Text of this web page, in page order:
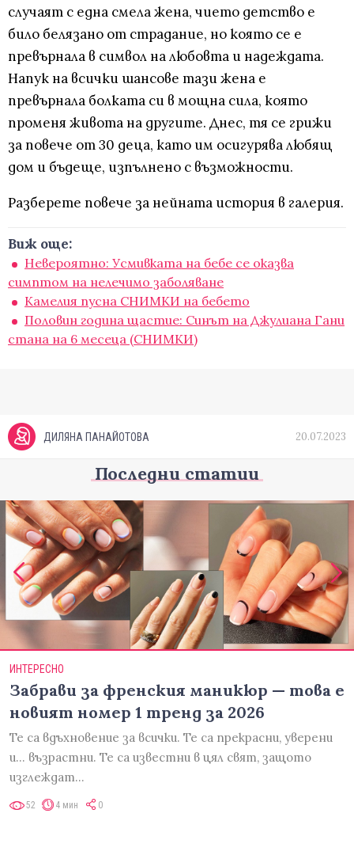
случаят с една смела жена, чието детство е
било белязано от страдание, но която се е
превърнала в символ на любовта и надеждата.
Напук на всички шансове тази жена е
превърнала болката си в мощна сила, която
променя живота на другите. Днес, тя се грижи
за повече от 30 деца, като им осигурява любящ
дом и бъдеще, изпълнено с възможности.
Разберете повече за нейната история в галерия.
Виж още:
Невероятно: Усмивката на бебе се оказва
симптом на нелечимо заболяване
Камелия пусна СНИМКИ на бебето
Половин година щастие: Синът на Джулиана Гани
стана на 6 месеца (СНИМКИ)
ДИЛЯНА ПАНАЙОТОВА 20.07.2023
Последни статии
ИНТЕРЕСНО
Забрави за френския маникюр — това е
новият номер 1 тренд за 2026
Те са вдъхновение за всички. Те са прекрасни, уверени
и... възрастни. Те са известни в цял свят, защото
изглеждат…
52 4 мин 0